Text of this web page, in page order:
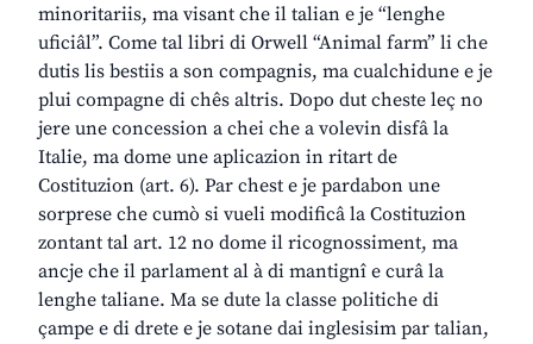
minoritariis, ma visant che il talian e je “lenghe
uficiâl”. Come tal libri di Orwell “Animal farm” li che
dutis lis bestiis a son compagnis, ma cualchidune e je
plui compagne di chês altris. Dopo dut cheste leç no
jere une concession a chei che a volevin disfâ la
Italie, ma dome une aplicazion in ritart de
Costituzion (art. 6). Par chest e je pardabon une
sorprese che cumò si vueli modificâ la Costituzion
zontant tal art. 12 no dome il ricognossiment, ma
ancje che il parlament al à di mantignî e curâ la
lenghe taliane. Ma se dute la classe politiche di
çampe e di drete e je sotane dai inglesisim par talian,